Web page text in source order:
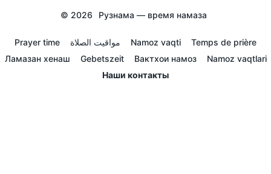
© 2026 Рузнама — время намаза
Prayer time مواقيت الصلاة Namoz vaqti
Temps de prière
Ламазан хенаш
Gebetszeit Вактхои намоз
Namoz vaqtlari
Наши контакты